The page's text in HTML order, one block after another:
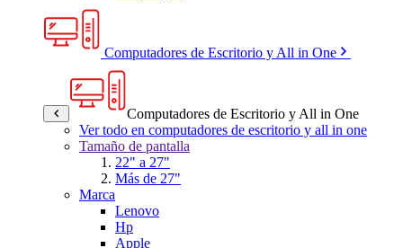
Computadores de Escritorio y All in One
Computadores de Escritorio y All in One
Ver todo en computadores de escritorio y all in one
Tamaño de pantalla
22" a 27"
Más de 27"
Marca
Lenovo
Hp
Apple